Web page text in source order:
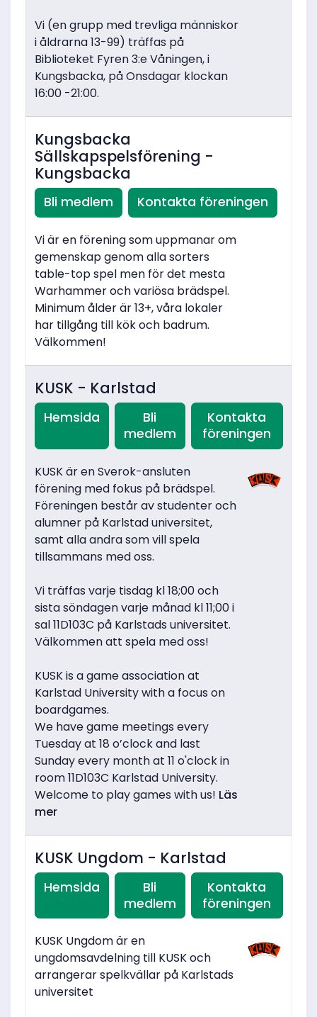
Vi (en grupp med trevliga människor
i åldrarna 13-99) träffas på
Biblioteket Fyren 3:e Våningen, i
Kungsbacka, på Onsdagar klockan
16:00 -21:00.
Kungsbacka
Sällskapspelsförening -
Kungsbacka
Bli medlem Kontakta föreningen
Vi är en förening som uppmanar om
gemenskap genom alla sorters
table-top spel men för det mesta
Warhammer och variösa brädspel.
Minimum ålder är 13+, våra lokaler
har tillgång till kök och badrum.
Välkommen!
KUSK - Karlstad
Hemsida
Bli
medlem
Kontakta
föreningen
KUSK är en Sverok-ansluten
förening med fokus på brädspel.
Föreningen består av studenter och
alumner på Karlstad universitet,
samt alla andra som vill spela
tillsammans med oss.
Vi träffas varje tisdag kl 18;00 och
sista söndagen varje månad kl 11;00 i
sal 11D103C på Karlstads universitet.
Välkommen att spela med oss!
KUSK is a game association at
Karlstad University with a focus on
boardgames.
We have game meetings every
Tuesday at 18 o’clock and last
Sunday every month at 11 o'clock in
room 11D103C Karlstad University.
Welcome to play games with us! Läs
mer
KUSK Ungdom - Karlstad
Hemsida
Bli
medlem
Kontakta
föreningen
KUSK Ungdom är en
ungdomsavdelning till KUSK och
arrangerar spelkvällar på Karlstads
universitet